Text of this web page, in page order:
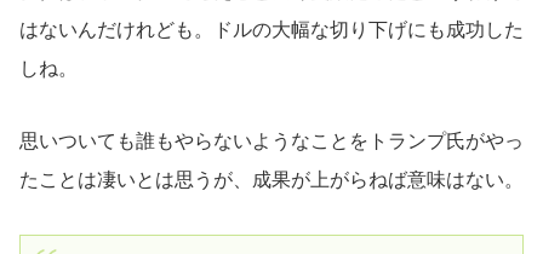
はないんだけれども。ドルの大幅な切り下げにも成功した
しね。
思いついても誰もやらないようなことをトランプ氏がやっ
たことは凄いとは思うが、成果が上がらねば意味はない。